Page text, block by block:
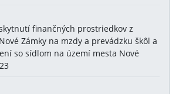
finančných prostriedkov z
Zámky na mzdy a prevádzku škôl a
so sídlom na území mesta Nové